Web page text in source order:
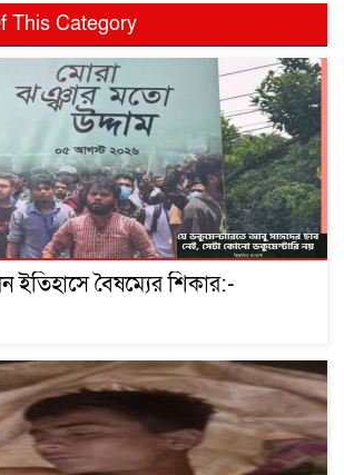
This Category
ইতিহাসে বৈষম্যের শিকার:-